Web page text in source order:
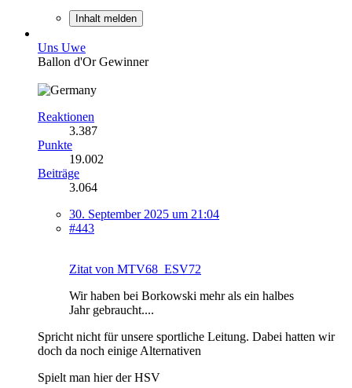
Inhalt melden
Uns Uwe
Ballon d'Or Gewinner
Reaktionen
3.387
Punkte
19.002
Beiträge
3.064
30. September 2025 um 21:04
#443
Zitat von MTV68_ESV72
Wir haben bei Borkowski mehr als ein halbes
Jahr gebraucht....
Spricht nicht für unsere sportliche Leitung. Dabei hatten wir
doch da noch einige Alternativen
Spielt man hier der HSV